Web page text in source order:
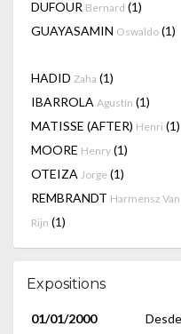
DUFOUR Bernard (1)
GUAYASAMIN Oswaldo (1)
HADID Zaha (1)
IBARROLA Agustín (1)
MATISSE (AFTER) Henri (1)
MOORE Henry (1)
OTEIZA Jorge (1)
REMBRANDT Harmensz Van
Rijn (1)
Expositions
01/01/2000